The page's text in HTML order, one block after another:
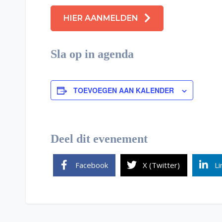
HIER AANMELDEN
Sla op in agenda
TOEVOEGEN AAN KALENDER
Deel dit evenement
Facebook X (Twitter)